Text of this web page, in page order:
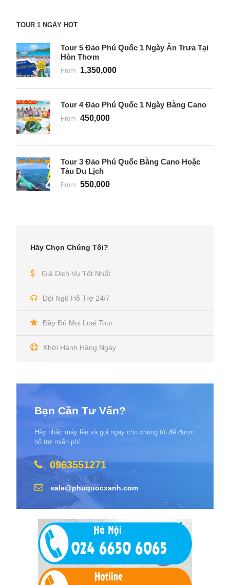
TOUR 1 NGÀY HOT
Tour 5 Đảo Phú Quốc 1 Ngày Ăn Trưa Tại
Hòn Thơm
From 1,350,000
Tour 4 Đảo Phú Quốc 1 Ngày Bằng Cano
From 450,000
Tour 3 Đảo Phú Quốc Bằng Cano Hoặc
Tàu Du Lịch
From 550,000
Hãy Chọn Chúng Tôi?
Giá Dịch Vụ Tốt Nhất
Đội Ngũ Hỗ Trợ 24/7
Đầy Đủ Mọi Loại Tour
Khởi Hành Hàng Ngày
Bạn Cần Tư Vấn?
Hãy nhấc máy lên và gọi ngay cho chúng tôi để được
hỗ trợ miễn phí.
0963551271
sale@phuquocxanh.com